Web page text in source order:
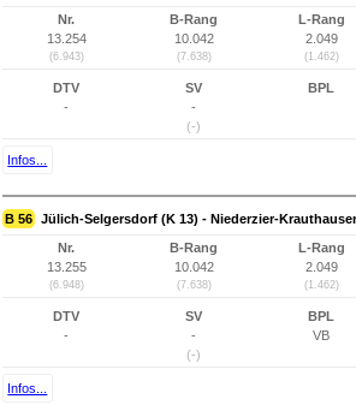
Nr.
13.254
(6.943)
B-Rang
10.042
(7.638)
L-Rang
2.049
(1.462)
DTV
-
SV
-
(-)
BPL
Infos...
B 56 Jülich-Selgersdorf (K 13) - Niederzier-
Nr.
13.255
(6.948)
B-Rang
10.042
(7.638)
L-Rang
2.049
(1.462)
DTV
-
SV
-
(-)
BPL
VB
Infos...